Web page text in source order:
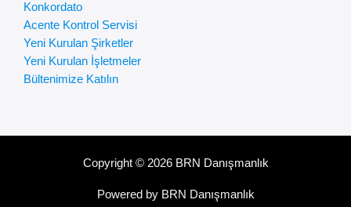
Konkordato
Acente Kontrol Servisi
Yeni Kurulan Şirketler
Yeni Kurulan İşletmeler
Bültenimize Katılın
Copyright © 2026 BRN Danışmanlık
Powered by BRN Danışmanlık